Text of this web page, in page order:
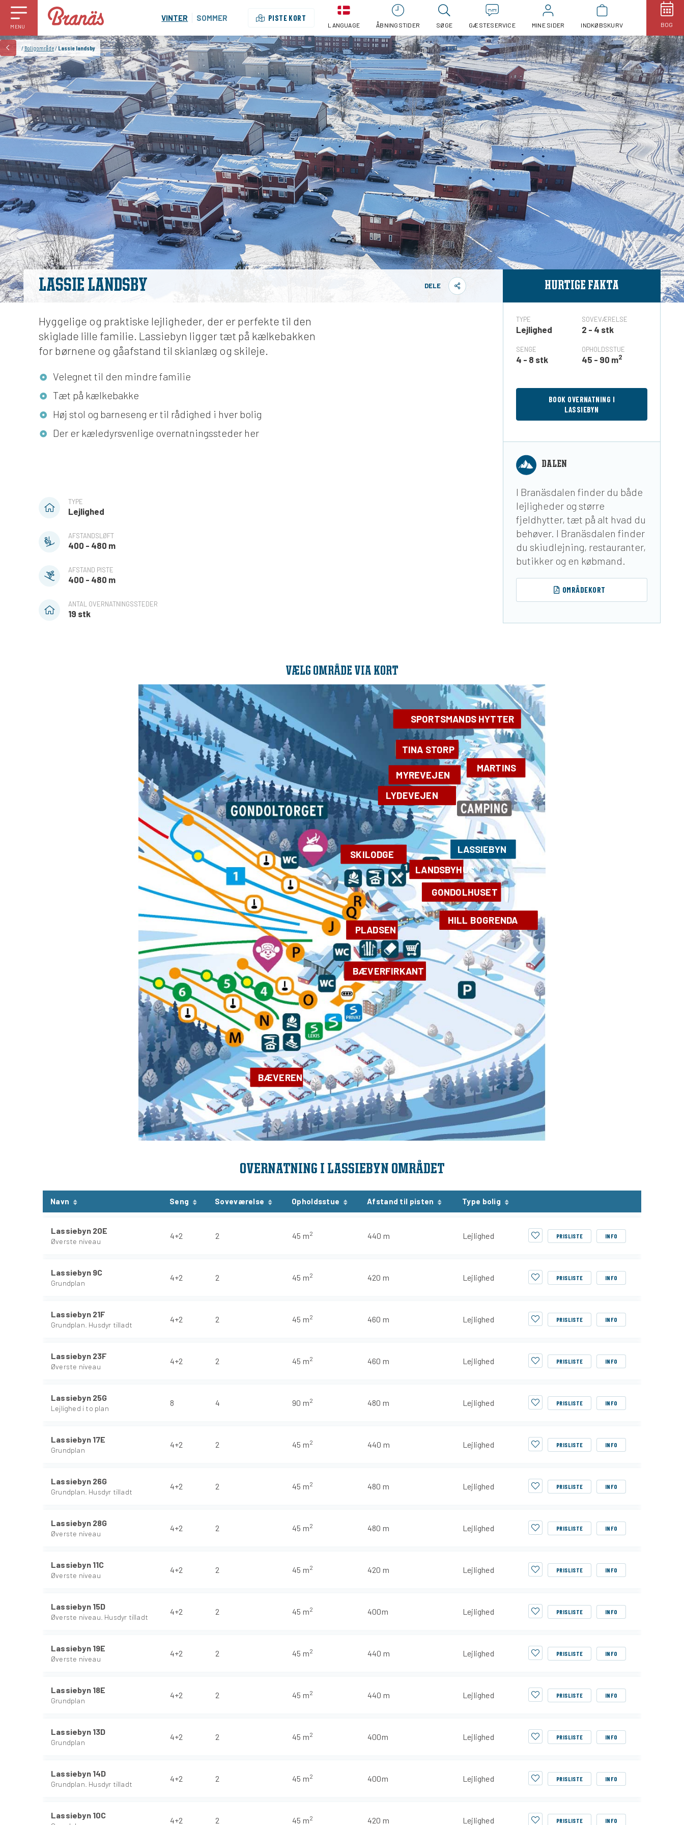
MENU
/ Boligområde/ Lassie landsby
VINTER SOMMER PISTE KORT
LANGUAGE ÅBNINGSTIDER SØGE GÆSTESERVICE MINE SIDER INDKØBSKURV BOG
LASSIE LANDSBY DELE HURTIGE FAKTA
Hyggelige og praktiske lejligheder, der er perfekte til den
skiglade lille familie. Lassiebyn ligger tæt på kælkebakken
for børnene og gåafstand til skianlæg og skileje.
Velegnet til den mindre familie
Tæt på kælkebakke
Høj stol og barneseng er til rådighed i hver bolig
Der er kæledyrsvenlige overnatningssteder her
TYPE
Lejlighed
AFSTANDSLØFT
400 - 480 m
AFSTAND PISTE
400 - 480 m
ANTAL OVERNATNINGSSTEDER
19 stk
TYPE
Lejlighed
SOVEVÆRELSE
2 - 4 stk
SENGE
4 - 8 stk
OPHOLDSSTUE
45 - 90 m2
BOOK OVERNATNING I
LASSIEBYN
DALEN
I Branäsdalen finder du både
lejligheder og større
fjeldhytter, tæt på alt hvad du
behøver. I Branäsdalen finder
du skiudlejning, restauranter,
butikker og en købmand.
OMRÅDEKORT
VÆLG OMRÅDE VIA KORT
SKILODGE
HILL BOGRENDA
GONDOLHUSET
BÆVEREN
LASSIEBYN
MARTINS
SPORTSMANDS HYTTER
TINA STORP
PLADSEN
LYDEVEJEN
BÆVERFIRKANT
MYREVEJEN
LANDSBYHUS
OVERNATNING I LASSIEBYN OMRÅDET
Navn Seng Soveværelse Opholdsstue Afstand til pisten Type bolig
Lassiebyn 20E
Øverste niveau
4+2 2 45 m2 440 m Lejlighed PRISLISTE INFO
Lassiebyn 9C
Grundplan
4+2 2 45 m2 420 m Lejlighed PRISLISTE INFO
Lassiebyn 21F
Grundplan. Husdyr tilladt
4+2 2 45 m2 460 m Lejlighed PRISLISTE INFO
Lassiebyn 23F
Øverste niveau
4+2 2 45 m2 460 m Lejlighed PRISLISTE INFO
Lassiebyn 25G
Lejlighed i to plan
8 4 90 m2 480 m Lejlighed PRISLISTE INFO
Lassiebyn 17E
Grundplan
4+2 2 45 m2 440 m Lejlighed PRISLISTE INFO
Lassiebyn 26G
Grundplan. Husdyr tilladt
4+2 2 45 m2 480 m Lejlighed PRISLISTE INFO
Lassiebyn 28G
Øverste niveau
4+2 2 45 m2 480 m Lejlighed PRISLISTE INFO
Lassiebyn 11C
Øverste niveau
4+2 2 45 m2 420 m Lejlighed PRISLISTE INFO
Lassiebyn 15D
Øverste niveau. Husdyr tilladt
4+2 2 45 m2 400m Lejlighed PRISLISTE INFO
Lassiebyn 19E
Øverste niveau
4+2 2 45 m2 440 m Lejlighed PRISLISTE INFO
Lassiebyn 18E
Grundplan
4+2 2 45 m2 440 m Lejlighed PRISLISTE INFO
Lassiebyn 13D
Grundplan
4+2 2 45 m2 400m Lejlighed PRISLISTE INFO
Lassiebyn 14D
Grundplan. Husdyr tilladt
4+2 2 45 m2 400m Lejlighed PRISLISTE INFO
Lassiebyn 10C
4+2 2 45 m2 420 m Lejlighed PRISLISTE INFO